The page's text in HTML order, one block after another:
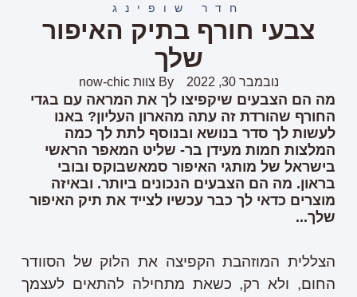
חדר שופינג
צבעי חורף בתיק האיפור
שלך
נובמבר 30, 2022 By צוות now-chic
מה הם הצבעים שיקפיצו לך את המראה עם בגדי
החורף שהורדת זה עתה מהארון העליון? באנו
לעשות לך סדר בנושא ובנוסף לתת לך כמה
המלצות חמות מעידן בר- שליט המאפר הראשי
בישראל של מותגי האיפור סמאשבוקס ובובי
בראון. מה הם הצבעים הנכונים ביותר. ובאיזה
מוצרים כדאי לך כבר עכשיו לצייד את תיק האיפור
שלך...
הצללית המוזהבת הקפיצה את הלוק של הסוודר
החום, ולא רק, כשאת מתחילה להתאים לעצמך